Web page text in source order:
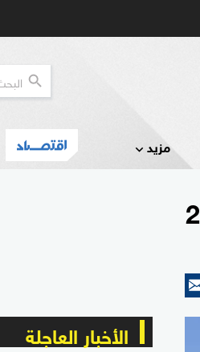
مزيد
الأخبار العاجلة